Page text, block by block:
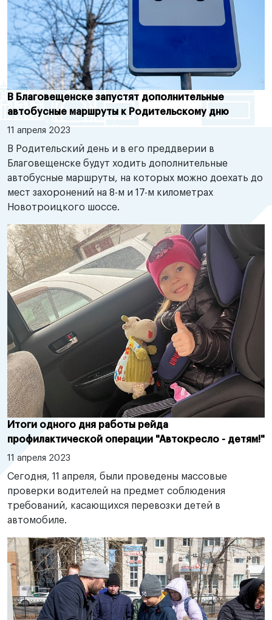
В Благовещенске запустят дополнительные
автобусные маршруты к Родительскому дню
11 апреля 2023
В Родительский день и в его преддверии в
Благовещенске будут ходить дополнительные
автобусные маршруты, на которых можно доехать до
мест захоронений на 8-м и 17-м километрах
Новотроицкого шоссе.
Итоги одного дня работы рейда
профилактической операции "Автокресло - детям!"
11 апреля 2023
Сегодня, 11 апреля, были проведены массовые
проверки водителей на предмет соблюдения
требований, касающихся перевозки детей в
автомобиле.